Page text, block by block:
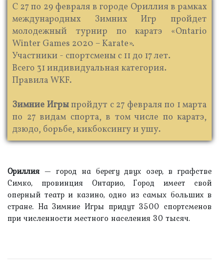
С 27 по 29 февраля в городе Ориллия в рамках
международных Зимних Игр пройдет
молодежный турнир по каратэ «Ontario
Winter Games 2020 – Karate».
Участники - спортсмены с 11 до 17 лет.
Всего 31 индивидуальная категория.
Правила WKF.
Зимние Игры пройдут с 27 февраля по 1 марта
по 27 видам спорта, в том числе по каратэ,
дзюдо, борьбе, кикбоксингу и ушу.
Ориллия — город на берегу двух озер, в графстве
Симко, провинция Онтарио, Город имеет свой
оперный театр и казино, одно из самых больших в
стране. На Зимние Игры придут 3500 спортсменов
при численности местного населения 30 тысяч.